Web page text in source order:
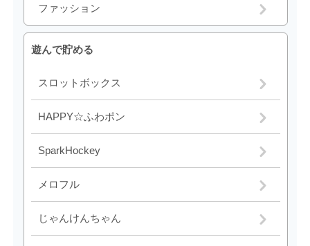
ファッション
遊んで貯める
スロットボックス
HAPPY☆ふわポン
SparkHockey
メロフル
じゃんけんちゃん